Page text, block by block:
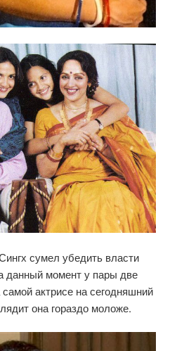
сумел убедить власти
данный момент у пары две
актрисе на сегодняшний
она гораздо моложе.